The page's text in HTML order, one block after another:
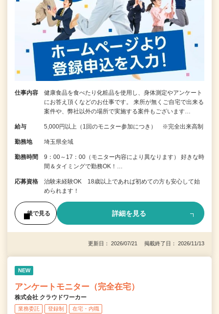
仕事内容
健康食品を食べたり化粧品を使用し、身体測定やアンケート
にお答え頂くなどのお仕事です。 来所が無くご自宅で出来る
案件や、弊社以外の場所で実施する案件もございます…
給与 5,000円以上（1回のモニター参加につき） ※完全出来高制
勤務地 埼玉県全域
勤務時間
9：00～17：00（モニター内容により異なります） 好きな時
間＆タイミングで勤務OK！…
応募資格
治験未経験OK 18歳以上であれば初めての方も安心して始
められます！
後で見る 詳細を見る
更新日： 2026/07/21 掲載終了日： 2026/11/13
NEW
アンケートモニター（完全在宅）
株式会社 クラウドワーカー
業務委託 登録制 在宅・内職